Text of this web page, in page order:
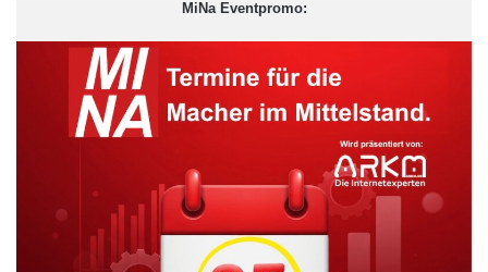
einem Gewicht von fünf kg 151,20 Euro. Der Kurier erhält dabei
75 Prozent des Preises, der vorher per Bedienungsmaske
ausgerechnet wurde. Der Rest geht an das Berliner Startup.
Zwei Startup-Experten mit
einem gemeinsamen grünen
Ziel
Hinter CoCarrier stecken die Gründer und Geschäftsführer Dr.
MiNa Eventpromo: